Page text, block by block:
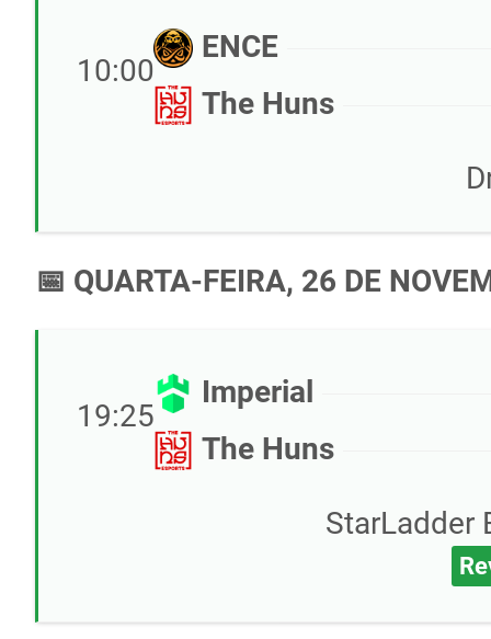
10:00
ENCE
The Huns
📅 QUARTA-FEIRA, 26 DE
19:25
Imperial
The Huns
StarLadder